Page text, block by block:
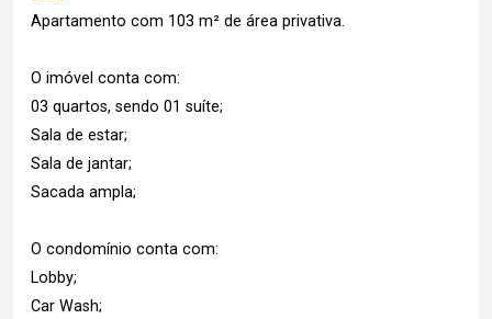
Apartamento com 103 m² de área privativa.
O imóvel conta com:
03 quartos, sendo 01 suíte;
Sala de estar;
Sala de jantar;
Sacada ampla;
O condomínio conta com:
Lobby;
Car Wash;